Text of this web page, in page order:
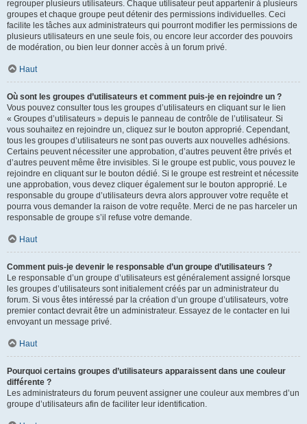
regrouper plusieurs utilisateurs. Chaque utilisateur peut appartenir à plusieurs
groupes et chaque groupe peut détenir des permissions individuelles. Ceci
facilite les tâches aux administrateurs qui pourront modifier les permissions de
plusieurs utilisateurs en une seule fois, ou encore leur accorder des pouvoirs
de modération, ou bien leur donner accès à un forum privé.
Haut
Où sont les groupes d’utilisateurs et comment puis-je en rejoindre un ?
Vous pouvez consulter tous les groupes d’utilisateurs en cliquant sur le lien
« Groupes d’utilisateurs » depuis le panneau de contrôle de l’utilisateur. Si
vous souhaitez en rejoindre un, cliquez sur le bouton approprié. Cependant,
tous les groupes d’utilisateurs ne sont pas ouverts aux nouvelles adhésions.
Certains peuvent nécessiter une approbation, d’autres peuvent être privés et
d’autres peuvent même être invisibles. Si le groupe est public, vous pouvez le
rejoindre en cliquant sur le bouton dédié. Si le groupe est restreint et nécessite
une approbation, vous devez cliquer également sur le bouton approprié. Le
responsable du groupe d’utilisateurs devra alors approuver votre requête et
pourra vous demander la raison de votre requête. Merci de ne pas harceler un
responsable de groupe s’il refuse votre demande.
Haut
Comment puis-je devenir le responsable d’un groupe d’utilisateurs ?
Le responsable d’un groupe d’utilisateurs est généralement assigné lorsque
les groupes d’utilisateurs sont initialement créés par un administrateur du
forum. Si vous êtes intéressé par la création d’un groupe d’utilisateurs, votre
premier contact devrait être un administrateur. Essayez de le contacter en lui
envoyant un message privé.
Haut
Pourquoi certains groupes d’utilisateurs apparaissent dans une couleur
différente ?
Les administrateurs du forum peuvent assigner une couleur aux membres d’un
groupe d’utilisateurs afin de faciliter leur identification.